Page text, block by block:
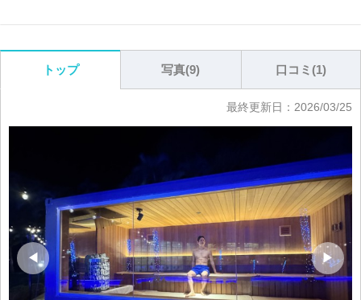
トップ 写真(9) 口コミ(1)
最終更新日： 2026/03/25
◀ ▶